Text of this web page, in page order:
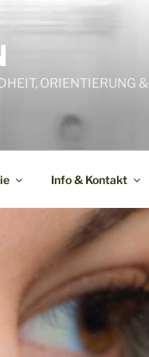
ORIENTIERUNG &
Info & Kontakt